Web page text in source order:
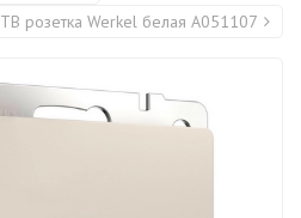
ТВ розетка Werkel белая A051107